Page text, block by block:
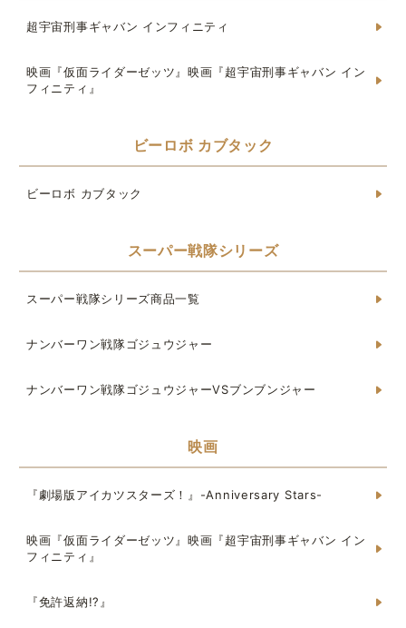
超宇宙刑事ギャバン インフィニティ
映画『仮面ライダーゼッツ』映画『超宇宙刑事ギャバン イン
フィニティ』
ビーロボ カブタック
ビーロボ カブタック
スーパー戦隊シリーズ
スーパー戦隊シリーズ商品一覧
ナンバーワン戦隊ゴジュウジャー
ナンバーワン戦隊ゴジュウジャーVSブンブンジャー
映画
『劇場版アイカツスターズ！』-Anniversary Stars-
映画『仮面ライダーゼッツ』映画『超宇宙刑事ギャバン イン
フィニティ』
『免許返納!?』